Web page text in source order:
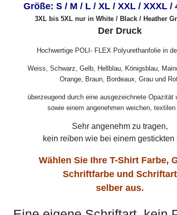
Größe: S / M / L / XL / XXL / XXXL /
3XL bis 5XL nur in White / Black / Heather
Der Druck
Hochwertige POLI- FLEX Polyurethanfolie in
Weiss, Schwarz, Gelb, Hellblau, Königsblau,
Orange, Braun, Bordeaux, Grau und
überzeugend durch eine ausgezeichnete Opazität
sowie einem angenehmen weichen, textilen
Sehr angenehm zu tragen,
kein reiben wie bei einem gestickten
Wählen Sie Ihre T-Shirt Farbe,
Schriftfarbe und Schriftart
selber aus.